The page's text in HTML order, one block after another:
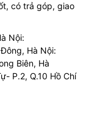
có trả góp, giao
Nội:
Hà Nội:
Biên, Hà
P.2, Q.10 Hồ Chí